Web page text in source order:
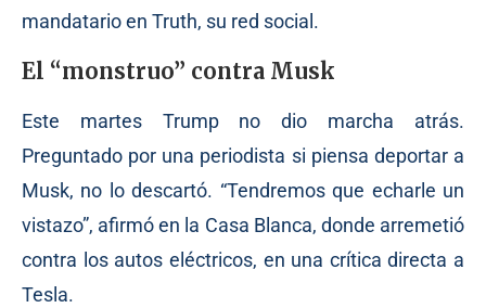
mandatario en Truth, su red social.
El “monstruo” contra Musk
Este martes Trump no dio marcha atrás.
Preguntado por una periodista si piensa deportar a
Musk, no lo descartó. “Tendremos que echarle un
vistazo”, afirmó en la Casa Blanca, donde arremetió
contra los autos eléctricos, en una crítica directa a
Tesla.